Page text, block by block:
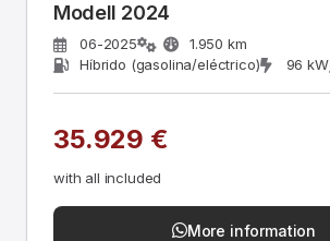
Modell 2024
06-2025
1.950 km
Híbrido (gasolina/eléctrico)
96 kW
35.929 €
with all included
More information